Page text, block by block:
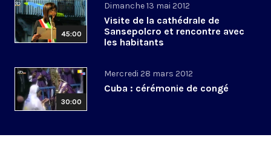
45:00
Dimanche 13 mai 2012
Visite de la cathédrale de
Sansepolcro et rencontre avec
les habitants
30:00
Mercredi 28 mars 2012
Cuba : cérémonie de congé